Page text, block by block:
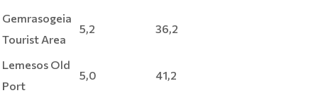
Gemrasogeia
Tourist Area
5,2 36,2
Lemesos Old
Port
5,0 41,2